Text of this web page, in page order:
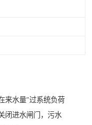
来水量"过系统负荷
闭进水闸门，污水